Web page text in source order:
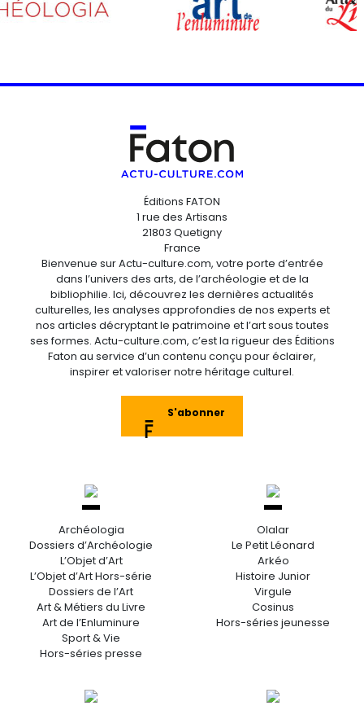
Éditions FATON
1 rue des Artisans
21803 Quetigny
France
Bienvenue sur Actu-culture.com, votre porte d’entrée
dans l’univers des arts, de l’archéologie et de la
bibliophilie. Ici, découvrez les dernières actualités
culturelles, les analyses approfondies de nos experts et
nos articles décryptant le patrimoine et l’art sous toutes
ses formes. Actu-culture.com, c’est la rigueur des Éditions
Faton au service d’un contenu conçu pour éclairer,
inspirer et valoriser notre héritage culturel.
S'abonner
Archéologia
Dossiers d’Archéologie
L’Objet d’Art
L’Objet d’Art Hors-série
Dossiers de l’Art
Art & Métiers du Livre
Art de l’Enluminure
Sport & Vie
Hors-séries presse
Olalar
Le Petit Léonard
Arkéo
Histoire Junior
Virgule
Cosinus
Hors-séries jeunesse